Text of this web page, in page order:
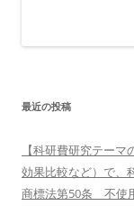
最近の投稿
【科研費研究テー
効果比較など）で、
商標法第50条 不使